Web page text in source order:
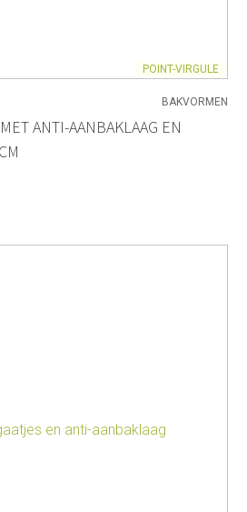
POINT-VIRGULE
BAKVORMEN
ANTI-AANBAKLAAG EN